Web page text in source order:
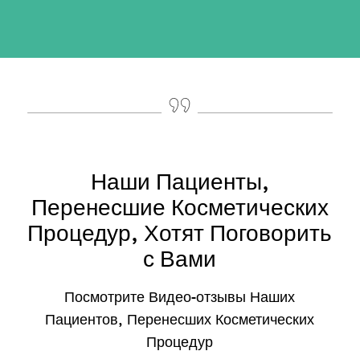
Наши Пациенты,
Перенесшие Косметических
Процедур, Хотят Поговорить
с Вами
Посмотрите Видео-отзывы Наших
Пациентов, Перенесших Косметических
Процедур